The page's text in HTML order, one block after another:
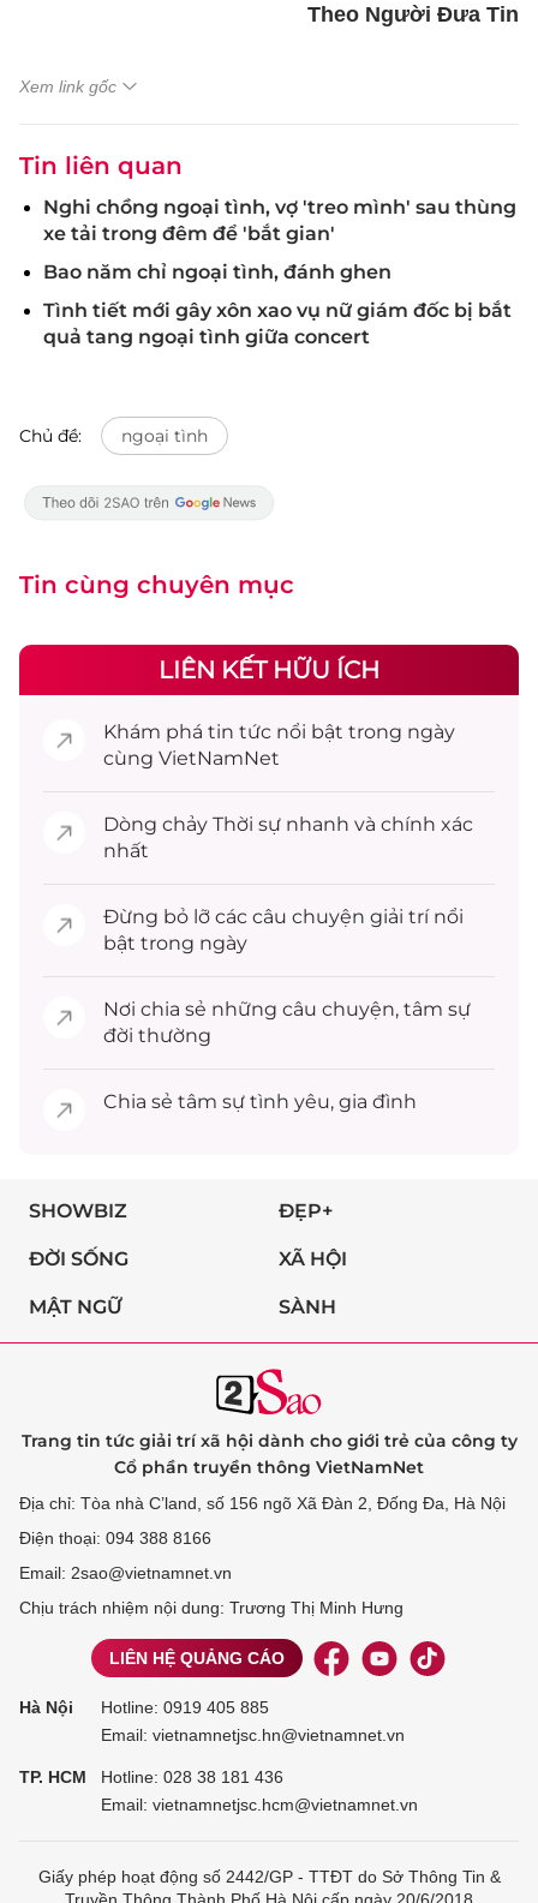
Theo Người Đưa Tin
Xem link gốc
Tin liên quan
Nghi chồng ngoại tình, vợ 'treo mình' sau thùng
xe tải trong đêm để 'bắt gian'
Bao năm chỉ ngoại tình, đánh ghen
Tình tiết mới gây xôn xao vụ nữ giám đốc bị bắt
quả tang ngoại tình giữa concert
Chủ đề: ngoại tình
Tin cùng chuyên mục
LIÊN KẾT HỮU ÍCH
Khám phá tin tức nổi bật trong ngày
cùng VietNamNet
Dòng chảy Thời sự nhanh và chính xác
nhất
Đừng bỏ lỡ các câu chuyện giải trínổi
bật trong ngày
Nơi chia sẻ những câu chuyện, tâm sự
đời thường
Chia sẻ tâm sự tình yêu, gia đình
SHOWBIZ ĐẸP+
ĐỜI SỐNG XÃ HỘI
MẬT NGỮ SÀNH
Trang tin tức giải trí xã hội dành cho giới trẻ của công ty
Cổ phần truyền thông VietNamNet
Địa chỉ: Tòa nhà C’land, số 156 ngõ Xã Đàn 2, Đống Đa, Hà Nội
Điện thoại: 094 388 8166
Email: 2sao@vietnamnet.vn
Chịu trách nhiệm nội dung: Trương Thị Minh Hưng
LIÊN HỆ QUẢNG CÁO
Hà Nội Hotline: 0919 405 885
Email: vietnamnetjsc.hn@vietnamnet.vn
TP. HCM Hotline: 028 38 181 436
Email: vietnamnetjsc.hcm@vietnamnet.vn
Giấy phép hoạt động số 2442/GP - TTĐT do Sở Thông Tin &